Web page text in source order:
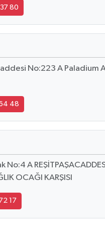
80
No:223 A Paladium
48
A
OCAĞI KARŞISI
17